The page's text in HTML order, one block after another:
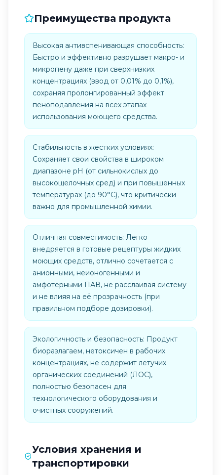
Преимущества продукта
Высокая антивспенивающая способность:
Быстро и эффективно разрушает макро- и
микропену даже при сверхнизких
концентрациях (ввод от 0,01% до 0,1%),
сохраняя пролонгированный эффект
пеноподавления на всех этапах
использования моющего средства.
Стабильность в жестких условиях:
Сохраняет свои свойства в широком
диапазоне pH (от сильнокислых до
высокощелочных сред) и при повышенных
температурах (до 90°C), что критически
важно для промышленной химии.
Отличная совместимость: Легко
внедряется в готовые рецептуры жидких
моющих средств, отлично сочетается с
анионными, неионогенными и
амфотерными ПАВ, не расслаивая систему
и не влияя на её прозрачность (при
правильном подборе дозировки).
Экологичность и безопасность: Продукт
биоразлагаем, нетоксичен в рабочих
концентрациях, не содержит летучих
органических соединений (ЛОС),
полностью безопасен для
технологического оборудования и
очистных сооружений.
Условия хранения и
транспортировки